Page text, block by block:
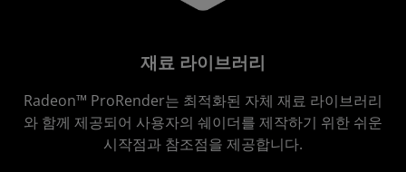
재료 라이브러리
Radeon™ ProRender는 최적화된 자체 재료 라이브러리
와 함께 제공되어 사용자의 쉐이더를 제작하기 위한 쉬운
시작점과 참조점을 제공합니다.